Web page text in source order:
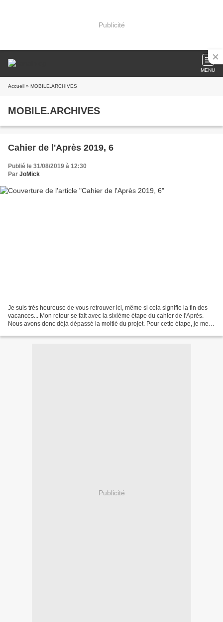
Publicité
MENU
Accueil » MOBILE.ARCHIVES
MOBILE.ARCHIVES
Cahier de l'Après 2019, 6
Publié le 31/08/2019 à 12:30
Par JoMick
Je suis très heureuse de vous retrouver ici, même si cela signifie la fin des
vacances... Mon retour se fait avec la sixième étape du cahier de l'Après.
Nous avons donc déjà dépassé la moitié du projet. Pour cette étape, je me
Publicité